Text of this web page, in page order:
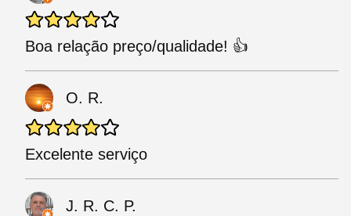
Boa relação preço/qualidade! 👍
O. R.
Excelente serviço
J. R. C. P.